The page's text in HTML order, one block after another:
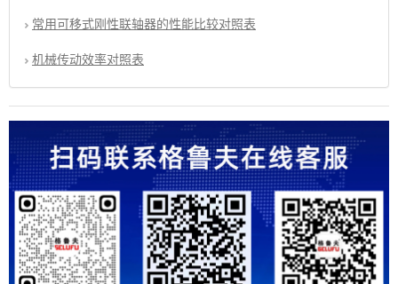
常用可移式刚性联轴器的性能比较对照表
机械传动效率对照表